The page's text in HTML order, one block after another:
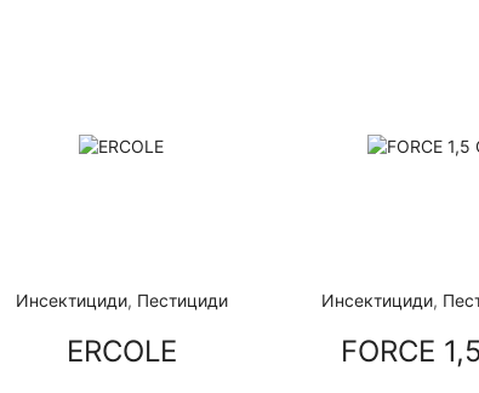
Инсектициди, Пестициди
ERCOLE
Инсектициди,
FORCE